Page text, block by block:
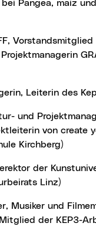
Pangea, maiz
Vorstandsmitglied
Leiterin des
und
von create
Kirchberg)
der
Linz)
Musiker und
der KEP3-